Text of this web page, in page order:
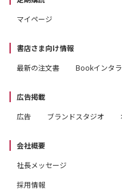
マイページ
書店さま向け情報
最新の注文書
Bookインタ
広告掲載
広告
ブランドスタジオ
会社概要
社長メッセージ
採用情報